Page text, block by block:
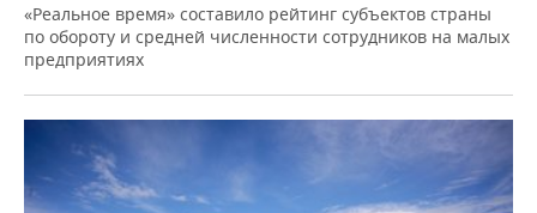
«Реальное время» составило рейтинг субъектов страны
по обороту и средней численности сотрудников на малых
предприятиях